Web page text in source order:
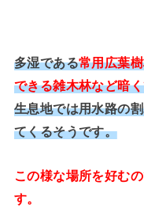
多湿である常用広葉
できる雑木林など暗
生息地では用水路の
てくるそうです。
この様な場所を好む
す。